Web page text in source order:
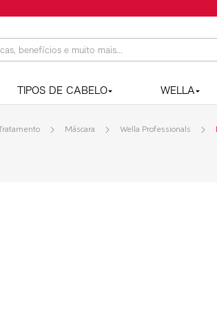
benefícios e muito mais...
TIPOS DE CABELO WELLA
Máscara Wella Professionals